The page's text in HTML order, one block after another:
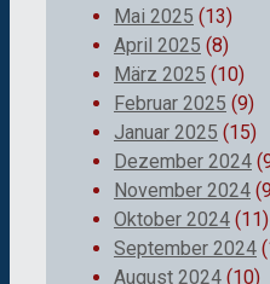
Mai 2025 (13)
April 2025 (8)
März 2025 (10)
Februar 2025 (9)
Januar 2025 (15)
Dezember 2024
November 2024
Oktober 2024 (11)
September 2024
August 2024 (10)